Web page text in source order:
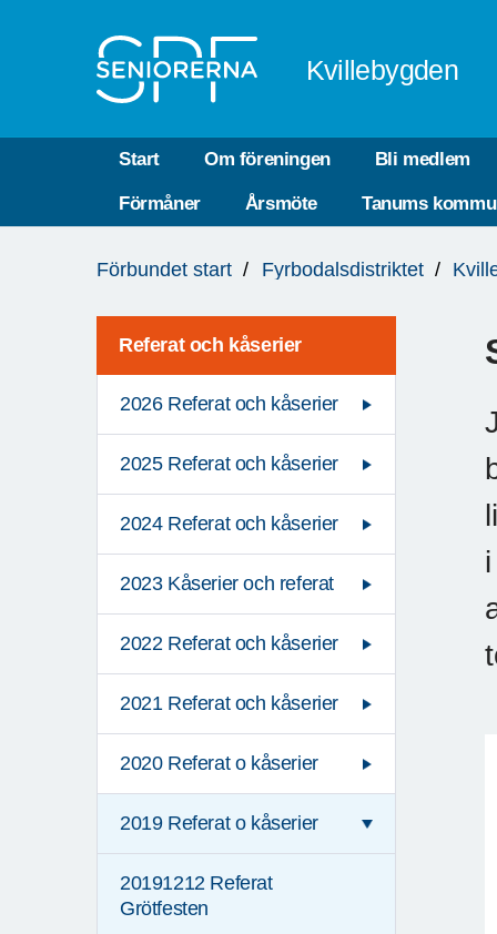
Kvillebygden
Start Om föreningen Bli medlem
Förmåner Årsmöte Tanums
är
Förbundet start Fyrbodalsdistriktet
Referat och kåserier
2026 Referat och kåserier
2025 Referat och kåserier
2024 Referat och kåserier
2023 Kåserier och referat
2022 Referat och kåserier
2021 Referat och kåserier
2020 Referat o kåserier
2019 Referat o kåserier
20191212 Referat
Grötfesten